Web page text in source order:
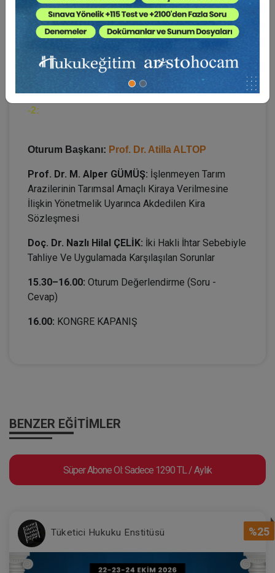
Temerrüdü
12.30–13.15:Oturum Değerlendirme (Soru -
13.15–14.30:Öğle Arası
6. OTURUM: 14.30–15.30: KİRA SÖZLEŞMESİ
-2:
Oturum Başkanı: Prof. Dr. Atilla ALTOP
Prof. Dr. M. Alper GÜMÜŞ: İşlenmeyen Tarım
Arazilerinin Tarımsal Amaçlı Kiraya Verilmesine
İlişkin Yönetmelik Uyarınca Akdedilen Kira
Sözleşmesi
Doç. Dr. Nazlı Hilal ÇELİK: İki Hakli İhtar Sebebiyle
Tahliye Ve Uygulamada Karşılaşılan Sorunlar
15.30–16.00: Oturum Değerlendirme (Soru -
Cevap)
16.00: KONGRE KAPANIŞ
BENZER EĞITIMLER
Süper Abone Ol: Sadece 1290 TL / Aylık
%25
Tüketici Hukuku Enstitüsü